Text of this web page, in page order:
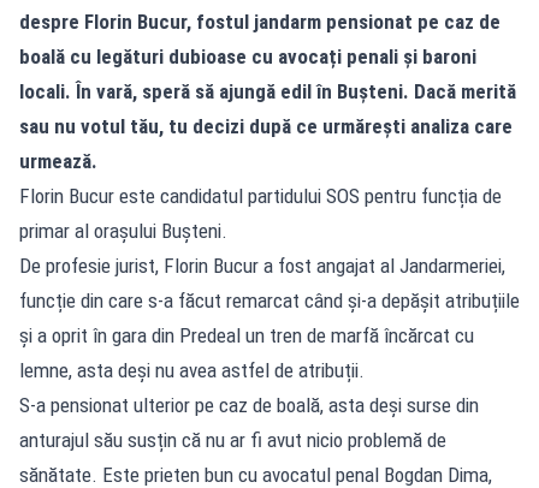
despre Florin Bucur, fostul jandarm pensionat pe caz de
boală cu legături dubioase cu avocați penali și baroni
locali. În vară, speră să ajungă edil în Bușteni. Dacă merită
sau nu votul tău, tu decizi după ce urmărești analiza care
urmează.
Florin Bucur este candidatul partidului SOS pentru funcția de
primar al orașului Bușteni.
De profesie jurist, Florin Bucur a fost angajat al Jandarmeriei,
funcție din care s-a făcut remarcat când și-a depășit atribuțiile
și a oprit în gara din Predeal un tren de marfă încărcat cu
lemne, asta deși nu avea astfel de atribuții.
S-a pensionat ulterior pe caz de boală, asta deși surse din
anturajul său susțin că nu ar fi avut nicio problemă de
sănătate. Este prieten bun cu avocatul penal Bogdan Dima,